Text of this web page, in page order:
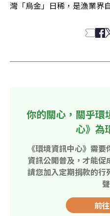
灣「烏金」日稀，是漁業界
你的關心，關乎
心》為
《環境資訊中心》需
資訊公開普及，才能
請您加入定期捐款的行
前